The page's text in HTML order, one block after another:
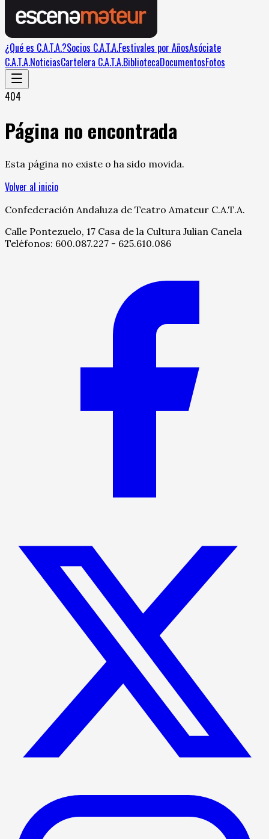
¿Qué es C.A.T.A.?Socios C.A.T.A.Festivales por AñosAsóciate
C.A.T.A.NoticiasCartelera C.A.T.A.BibliotecaDocumentosFotos
404
Página no encontrada
Esta página no existe o ha sido movida.
Volver al inicio
Confederación Andaluza de Teatro Amateur C.A.T.A.
Calle Pontezuelo, 17 Casa de la Cultura Julian Canela
Teléfonos: 600.087.227 - 625.610.086